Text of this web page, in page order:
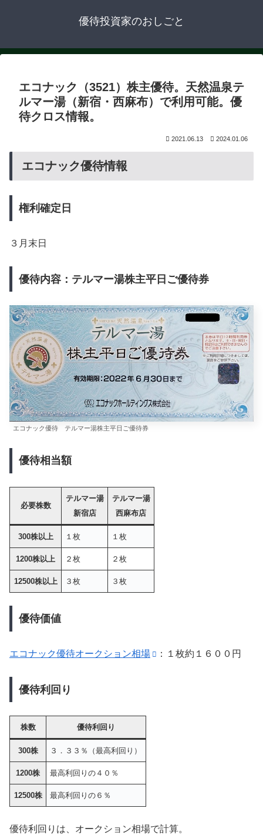
優待投資家のおしごと
エコナック（3521）株主優待。天然温泉テ
ルマー湯（新宿・西麻布）で利用可能。優
待クロス情報。
2021.06.13 2024.01.06
エコナック優待情報
権利確定日
３月末日
優待内容：テルマー湯株主平日ご優待券
エコナック優待 テルマー湯株主平日ご優待券
優待相当額
必要株数
テルマー湯
新宿店
テルマー湯
西麻布店
300株以上 １枚 １枚
1200株以上 ２枚 ２枚
12500株以上 ３枚 ３枚
優待価値
エコナック優待オークション相場 ：１枚約１６００円
優待利回り
株数 優待利回り
300株 ３．３３％（最高利回り）
1200株 最高利回りの４０％
12500株 最高利回りの６％
優待利回りは、オークション相場で計算。